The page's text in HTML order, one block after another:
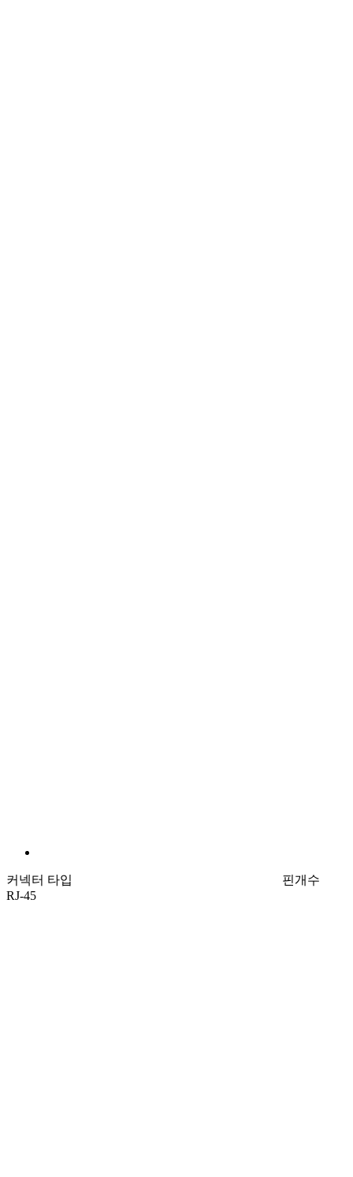
커넥터 타입
RJ-45
핀개수